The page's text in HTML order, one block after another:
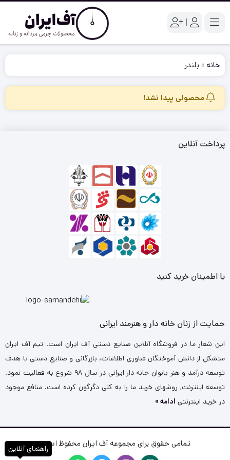
|
خانه » بلندر
محصولی پیدا نشد!
پرداخت آنلاین
با اطمینان خرید کنید
حمایت از زنان خانه دار و هنرمند ایرانی
این شعار ما در فروشگاه آنلاین صنایع دستی آف ایران است. تیم آف ایران
متشکل از دانش آموختگان فناوری اطلاعات، بازرگانی و صنایع دستی با هدف
توسعه درآمد و هنر بانوان خانه دار ایرانی در سال ۹۸ شروع به فعالیت نمود.
توسعه اینترنت, روشهای خرید ما را به کلی دگرگون کرده است. منافع موجود
در خرید اینترنتی ادامه »
تمامی حقوق برای مجموعه آف ایران محفوظ است.راهنمای آنلاین